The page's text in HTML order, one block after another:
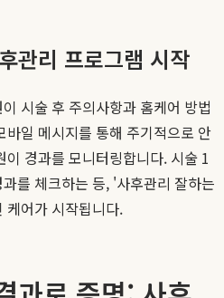
관리 프로그램 시작
시술 후 주의사항과 홈케어 방법
일 메시지를 통해 주기적으로 안
경과를 모니터링합니다. 시술 1
를 체크하는 등, '사후관리 잘하는
케어가 시작됩니다.